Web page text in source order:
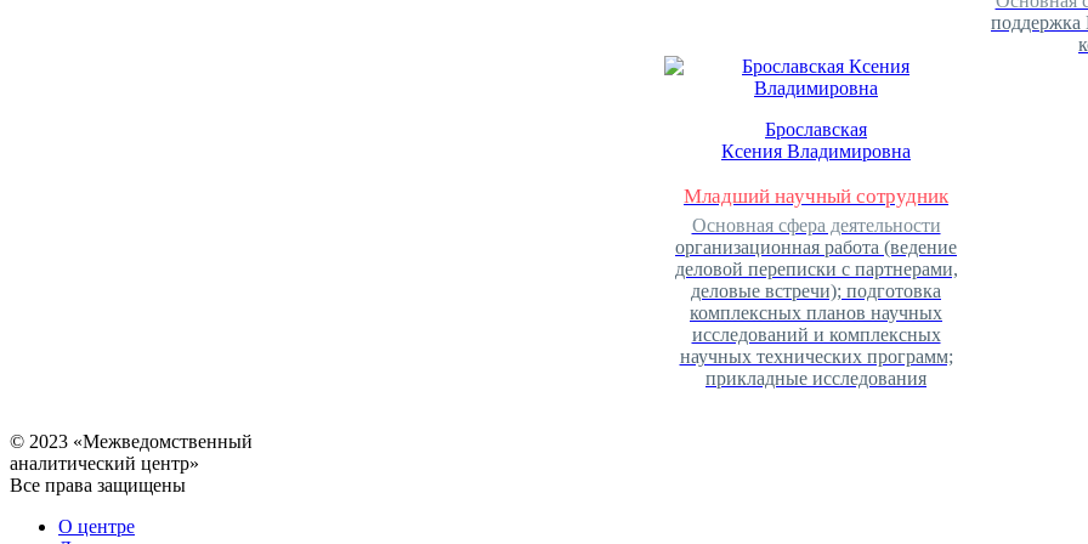
Брославская
Ксения Владимировна
Младший научный сотрудник
Основная сфера деятельности
организационная работа (ведение
деловой переписки с партнерами,
деловые встречи); подготовка
комплексных планов научных
исследований и комплексных
научных технических программ;
прикладные исследования
© 2023 «Межведомственный
аналитический центр»
Все права защищены
О центре